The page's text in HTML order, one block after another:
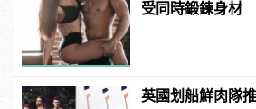
受同時鍛鍊身材
英國划船鮮肉隊